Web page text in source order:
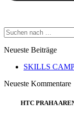
Suchen
nach …
Neueste Beiträge
SKILLS
Neueste Kommentare
HTC PRAHA